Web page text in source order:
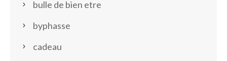
bulle de bien etre
byphasse
cadeau